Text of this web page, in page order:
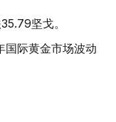
坚戈。
国际黄金市场波动